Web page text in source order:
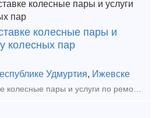
колесные пары и
колесных пар
Удмуртия, Ижевске